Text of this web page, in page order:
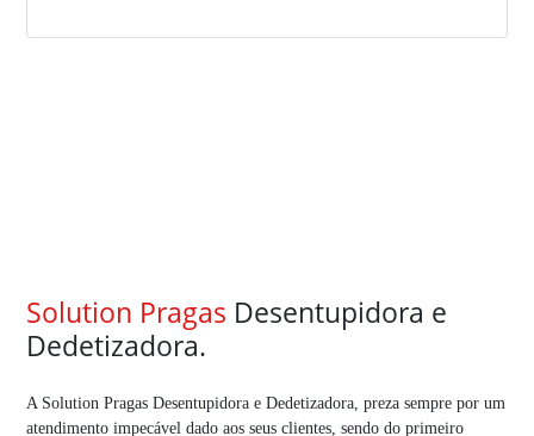
Solution Pragas Desentupidora e
Dedetizadora.
A Solution Pragas Desentupidora e Dedetizadora, preza sempre por um
atendimento impecável dado aos seus clientes, sendo do primeiro